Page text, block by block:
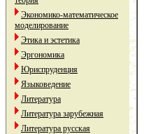
Экономико-математическое
моделирование
Этика и эстетика
Эргономика
Юриспруденция
Языковедение
Литература
Литература зарубежная
Литература русская